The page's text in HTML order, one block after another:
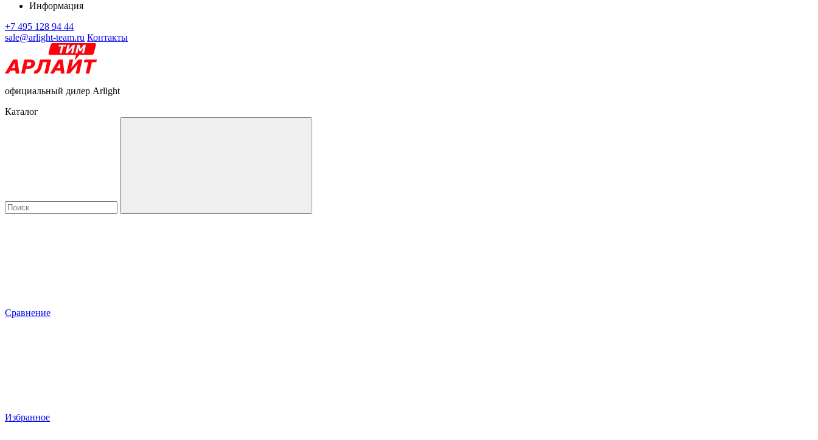
Информация
+7 495 128 94 44
sale@arlight-team.ru Контакты
официальный дилер Arlight
Каталог
Сравнение
Избранное